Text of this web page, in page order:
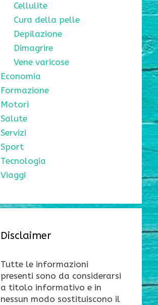
Cellulite
Cura della pelle
Depilazione
Dimagrire
Vene varicose
Economia
Formazione
Motori
Salute
Servizi
Sport
Tecnologia
Viaggi
Disclaimer
Tutte le informazioni
presenti sono da considerarsi
a titolo informativo e in
nessun modo sostituiscono il